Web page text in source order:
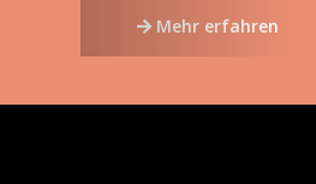
Mehr erfahren